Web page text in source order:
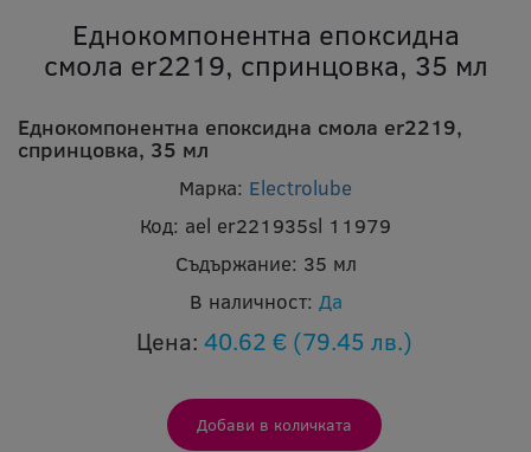
Еднокомпонентна епоксидна
смола er2219, спринцовка, 35 мл
Еднокомпонентна епоксидна смола er2219,
спринцовка, 35 мл
Марка: Electrolube
Код: ael er221935sl 11979
Съдържание: 35 мл
В наличност: Да
Цена: 40.62 € (79.45 лв.)